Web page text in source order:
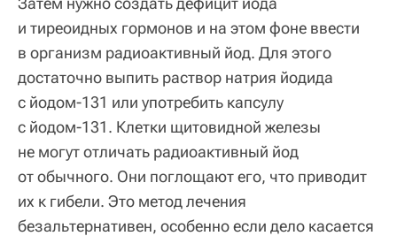
и тиреоидных гормонов и на этом фоне ввести
в организм радиоактивный йод. Для этого
достаточно выпить раствор натрия йодида
с йодом-131 или употребить капсулу
с йодом-131. Клетки щитовидной железы
не могут отличать радиоактивный йод
от обычного. Они поглощают его, что приводит
их к гибели. Это метод лечения
безальтернативен, особенно если дело касается